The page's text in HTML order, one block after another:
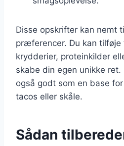
Disse opskrifter kan nemt
præferencer. Du kan tilføje
krydderier, proteinkilder
skabe din egen unikke
også godt som en base
tacos eller skåle.
Sådan